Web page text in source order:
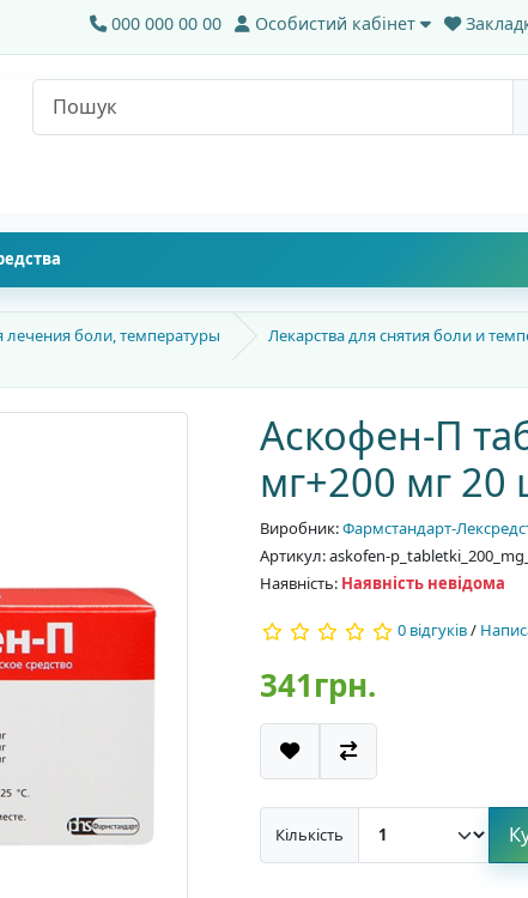
000 000 00 00 Особистий кабінет
лечения боли, температуры Лекарства для снятия боли и
Аскофен-П
мг+200 мг 20
Виробник:Фармстандарт-
Артикул: askofen-
Наявність: Наявність невідома
0 відгуків/
341грн.
Кількість